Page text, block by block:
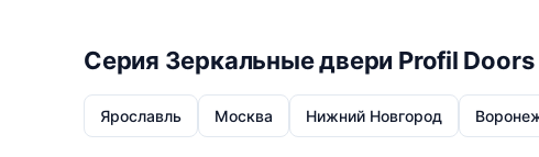
Серия Зеркальные двери Profil Doors
Ярославль Москва Нижний Новгород